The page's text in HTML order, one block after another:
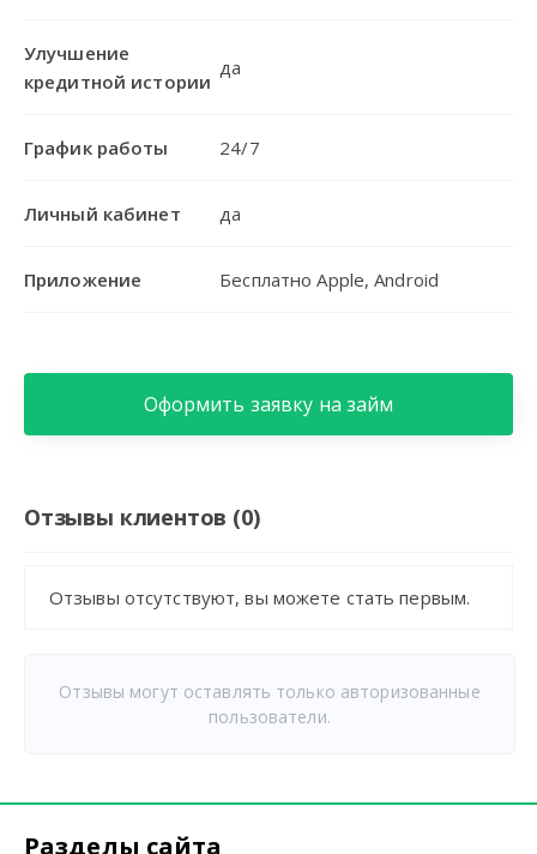
Улучшение
кредитной истории
да
График работы 24/7
Личный кабинет да
Приложение Бесплатно Apple, Android
Оформить заявку на займ
Отзывы клиентов (0)
Отзывы отсутствуют, вы можете стать первым.
Отзывы могут оставлять только авторизованные
пользователи.
Разделы сайта